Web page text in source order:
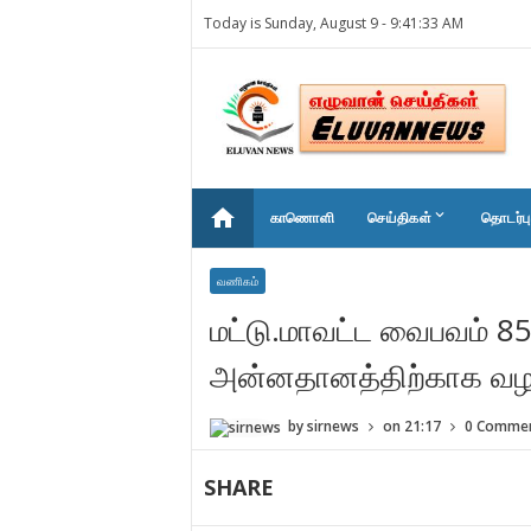
Today is Sunday, August 9 - 9:41:33 AM
home காணொளி செய்திகள் keyboard_arrow_down
வணிகம்
மட்டு.மாவட்ட வைபவம்
அன்னதானத்திற்காக
bysirnews on 21:17 0
SHARE